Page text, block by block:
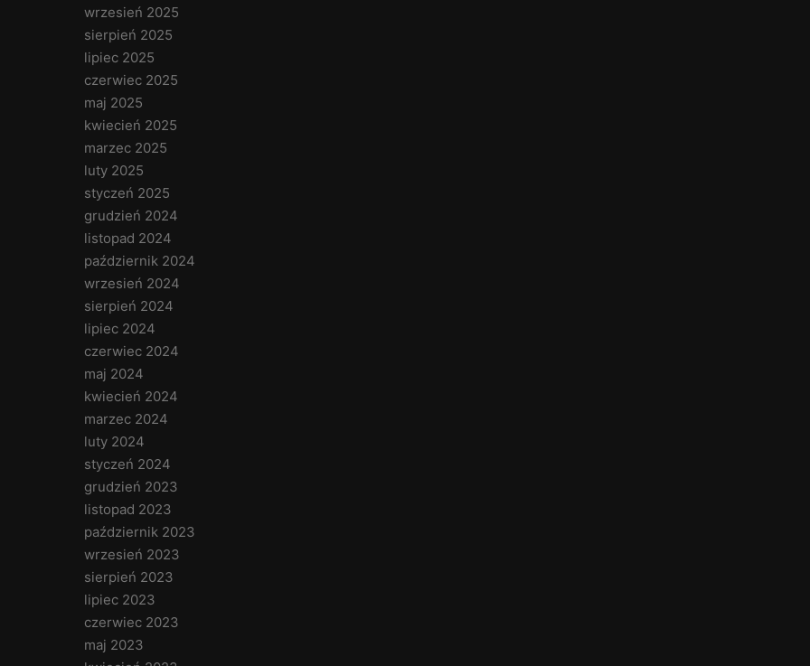
wrzesień 2025
sierpień 2025
lipiec 2025
czerwiec 2025
maj 2025
kwiecień 2025
marzec 2025
luty 2025
styczeń 2025
grudzień 2024
listopad 2024
październik 2024
wrzesień 2024
sierpień 2024
lipiec 2024
czerwiec 2024
maj 2024
kwiecień 2024
marzec 2024
luty 2024
styczeń 2024
grudzień 2023
listopad 2023
październik 2023
wrzesień 2023
sierpień 2023
lipiec 2023
czerwiec 2023
maj 2023